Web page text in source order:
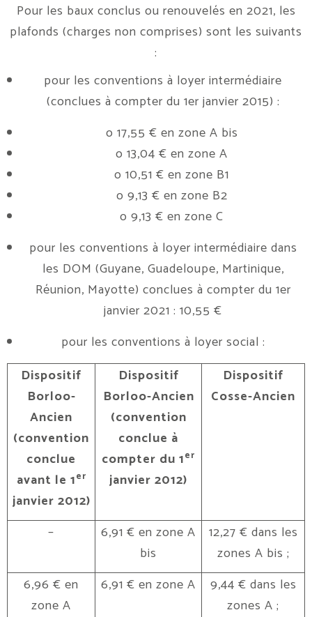
Pour les baux conclus ou renouvelés en 2021, les
plafonds (charges non comprises) sont les suivants
:
pour les conventions à loyer intermédiaire
(conclues à compter du 1er janvier 2015) :
o 17,55 € en zone A bis
o 13,04 € en zone A
o 10,51 € en zone B1
o 9,13 € en zone B2
o 9,13 € en zone C
pour les conventions à loyer intermédiaire dans
les DOM (Guyane, Guadeloupe, Martinique,
Réunion, Mayotte) conclues à compter du 1er
janvier 2021 : 10,55 €
pour les conventions à loyer social :
Dispositif
Borloo-
Ancien
(convention
conclue
avant le 1er
janvier 2012)
Dispositif
Borloo-Ancien
(convention
conclue à
compter du 1er
janvier 2012)
Dispositif
Cosse-Ancien
–
6,91 € en zone A
bis
12,27 € dans les
zones A bis ;
6,96 € en
zone A
6,91 € en zone A
9,44 € dans les
zones A ;